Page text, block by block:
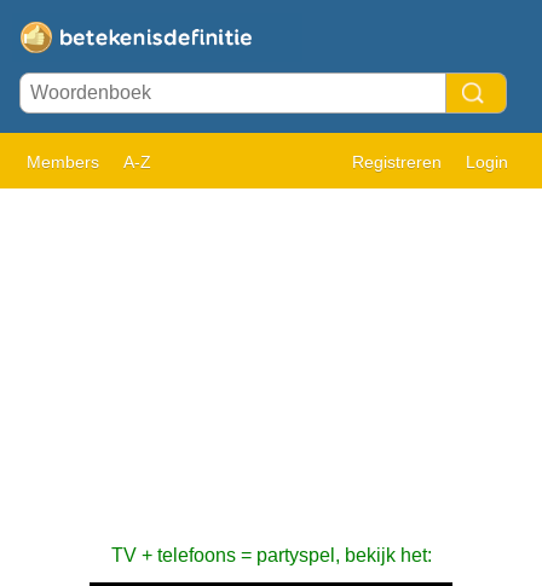
Members A-Z Registreren Login
TV + telefoons = partyspel, bekijk het: